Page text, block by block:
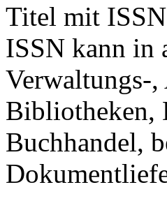
Titel mit
ISSN kann in
Verwaltungs-
Bibliotheken,
Buchhandel,